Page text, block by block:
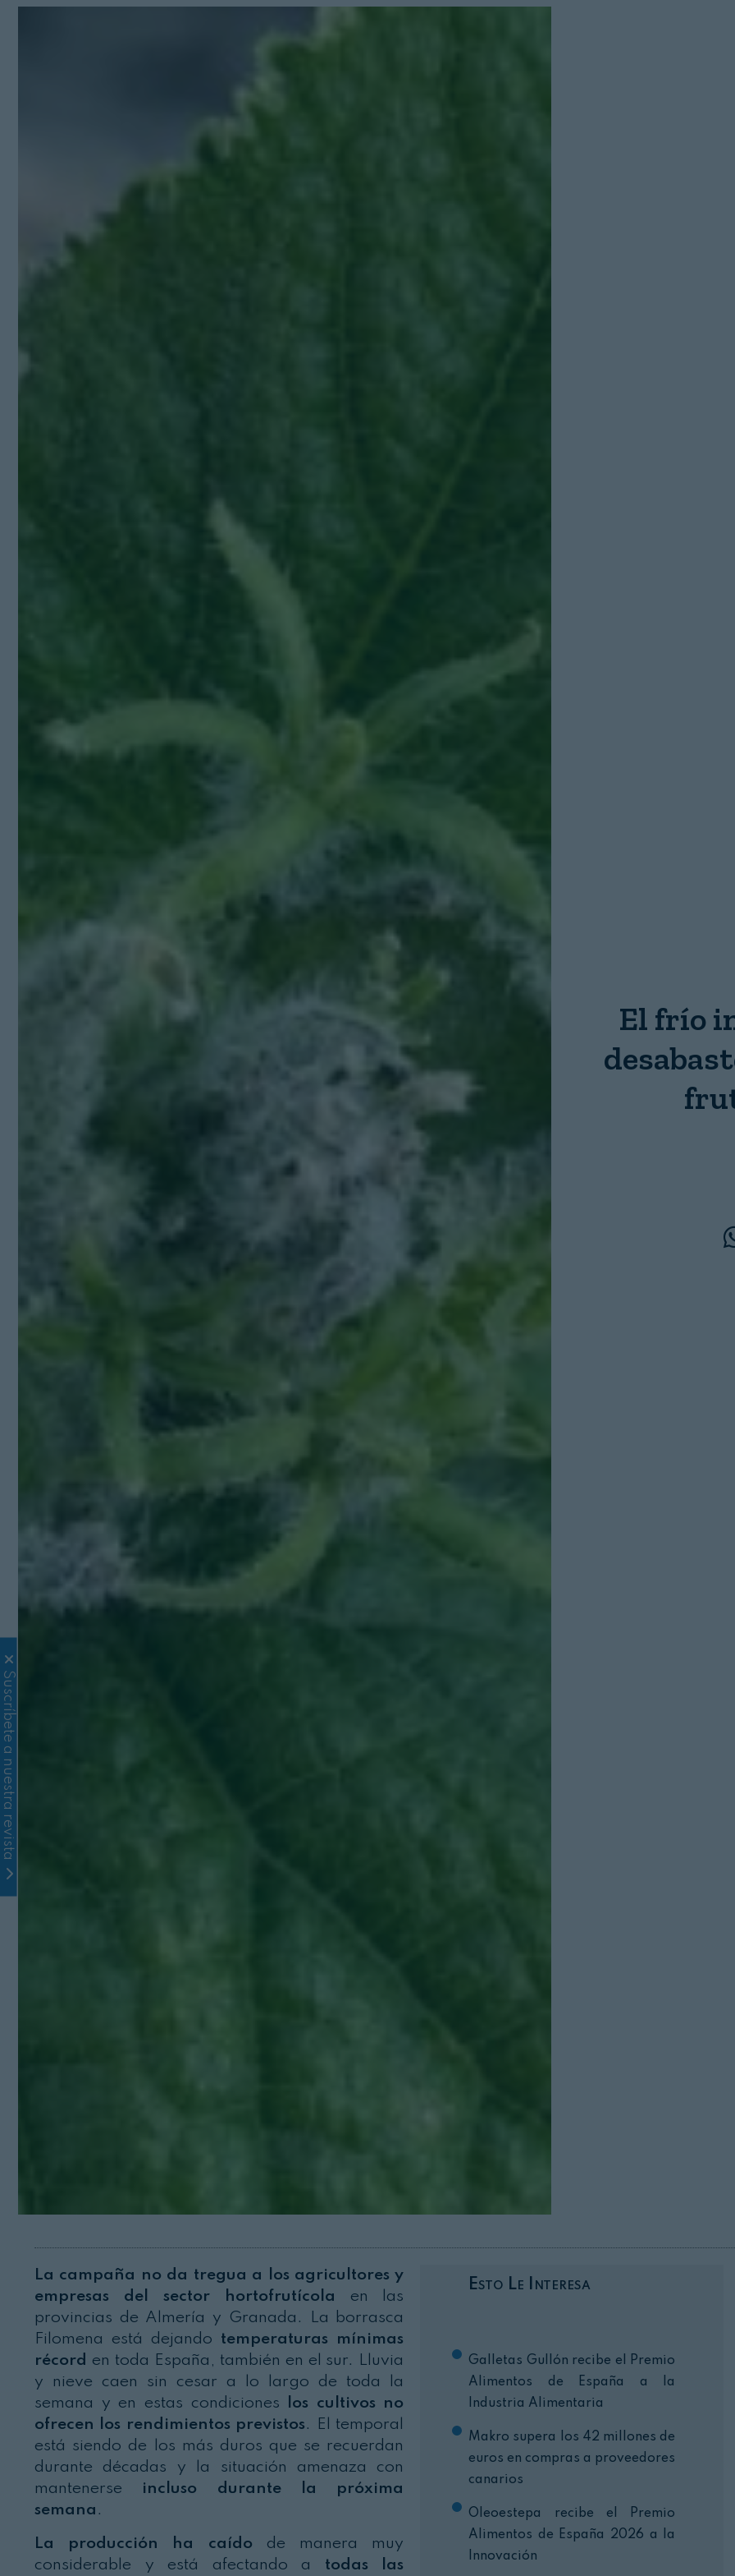
El frío
Esto Le Interesa
Galletas Gullón recibe el Premio
Alimentos de España a la
Industria Alimentaria
Makro supera los 42 millones de
euros en compras a proveedores
canarios
Oleoestepa recibe el Premio
Alimentos de España 2026 a la
Innovación
La campaña no da tregua a los agricultores y
empresas del sector hortofrutícola en las
provincias de Almería y Granada. La borrasca
Filomena está dejando temperaturas mínimas
récord en toda España, también en el sur. Lluvia
y nieve caen sin cesar a lo largo de toda la
semana y en estas condiciones los cultivos no
ofrecen los rendimientos previstos. El temporal
está siendo de los más duros que se recuerdan
durante décadas y la situación amenaza con
mantenerse incluso durante la próxima
semana .
La producción ha caído de manera muy
considerable y está afectando a todas las
Suscríbete a nuestra revista